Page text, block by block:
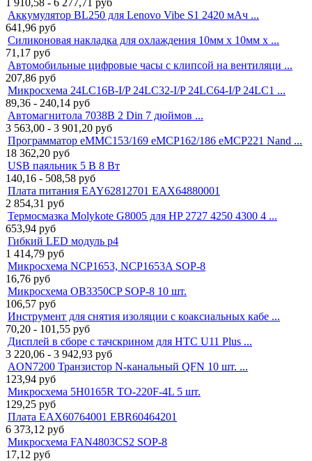
Аккумулятор BL250 для Lenovo Vibe S1 2420 мАч ...
641,96 руб
Силиконовая накладка для охлаждения 10мм x 10мм x ...
71,17 руб
Автомобильные цифровые часы с клипсой на вентиляци ...
207,86 руб
Микросхема 24LC16B-I/P 24LC32-I/P 24LC64-I/P 24LC1 ...
89,36 - 240,14 руб
Автомагнитола 7038B 2 Din 7 дюймов ...
3 563,00 - 3 901,20 руб
Программатор eMMC153/169 eMCP162/186 eMCP221 Nand ...
18 362,20 руб
USB паяльник 5 В 8 Вт
140,16 - 508,58 руб
Плата питания EAY62812701 EAX64880001
2 854,31 руб
Термосмазка Molykote G8005 для HP 2727 4250 4300 4 ...
653,94 руб
Гибкий LED модуль p4
1 414,79 руб
Микросхема NCP1653, NCP1653A SOP-8
16,76 руб
Микросхема OB3350CP SOP-8 10 шт.
106,57 руб
Инструмент для снятия изоляции с коаксиальных кабе ...
70,20 - 101,55 руб
Дисплей в сборе с тачскрином для HTC U11 Plus ...
3 220,06 - 3 942,93 руб
AON7200 Транзистор N-канальный QFN 10 шт. ...
123,94 руб
Микросхема 5H0165R TO-220F-4L 5 шт.
129,25 руб
Плата EAX60764001 EBR60464201
6 373,12 руб
Микросхема FAN4803CS2 SOP-8
17,12 руб